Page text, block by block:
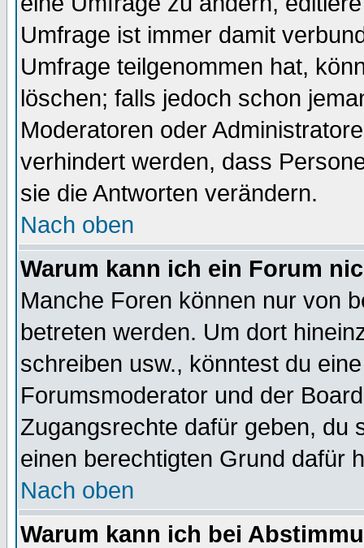
Umfrage ist immer damit
Umfrage teilgenommen hat,
löschen; falls jedoch schon
Moderatoren oder
verhindert werden, dass
sie die Antworten verändern.
Nach oben
Warum kann ich ein Forum
Manche Foren können nur von
betreten werden. Um dort
schreiben usw., könntest du
Forumsmoderator und der
Zugangsrechte dafür geben, du
einen berechtigten Grund dafür
Nach oben
Warum kann ich bei